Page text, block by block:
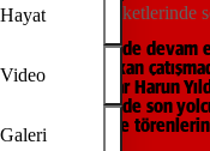
Hayat
Video
Galeri
Şehitler memleketlerinde
Irak'ın kuzeyinde
teröristlerle çıkan
Uzman Çavuşlar Harun
memleketlerinde son
katıldığı cenaze